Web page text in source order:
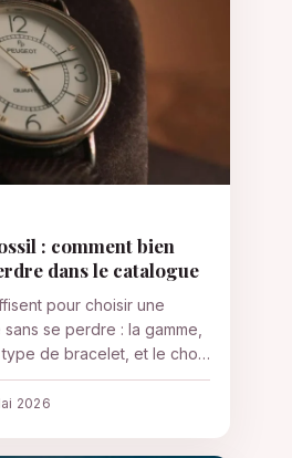
: comment bien
dans le catalogue
pour choisir une
se perdre : la gamme,
de bracelet, et le choix
et modèle connecté. Le
2026